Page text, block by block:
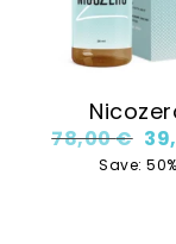
78,00€
Save: 50%